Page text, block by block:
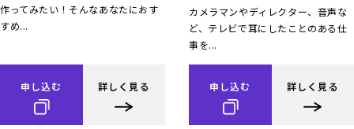
作ってみたい！そんなあなたにおす
すめ...
申し込む 詳しく見る
カメラマンやディレクター、音声な
ど、テレビで耳にしたことのある仕
事を...
申し込む 詳しく見る